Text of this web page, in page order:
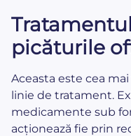
picăturile
Aceasta este cea
linie de tratament.
medicamente sub
acționează fie prin